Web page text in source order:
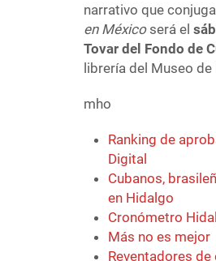
narrativo que
en Méxicoserá el
Tovar del Fondo de
librería del Museo
mho
Ranking de
Digital
Cubanos,
en Hidalgo
Cronómetro
Más no es mejor
Reventadores